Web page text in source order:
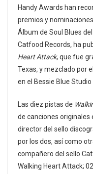
Handy Awards han
premios y
Álbum de Soul Blues
Catfood Records, ha
Heart Attack, que fue
Texas, y mezclado por
en el Bessie Blue
Las diez pistas de
de canciones originales
director del sello
por los dos, así como
compañero del sello
Walking Heart Attack;